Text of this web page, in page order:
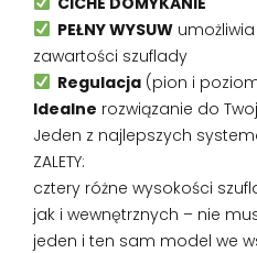
PEŁNY WYSUW
zawartości szuflady
Regulacja(pion i
Idealne rozwiązanie do
Jeden z najlepszych
ZALETY:
cztery różne wysokości
jak i wewnętrznych – nie
jeden i ten sam model we